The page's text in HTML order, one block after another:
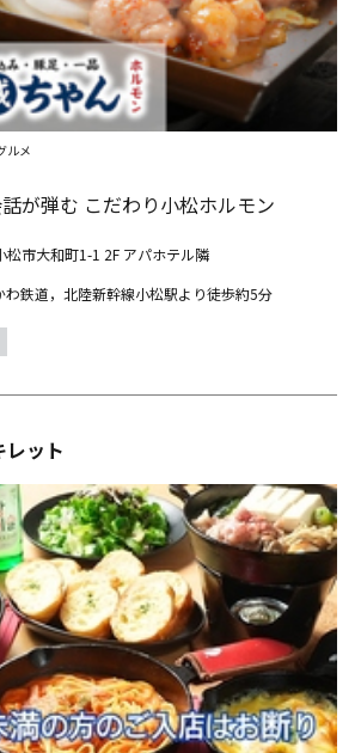
が弾む こだわり小松ホルモン
松市大和町1-1 2F アパホテル隣
わ鉄道，北陸新幹線小松駅より徒歩約5分
ルメ
ット